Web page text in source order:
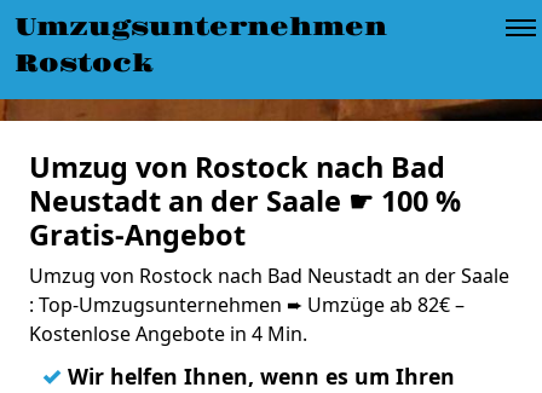
Umzugsunternehmen
Rostock
Umzug von Rostock nach Bad
Neustadt an der Saale ☛ 100 %
Gratis-Angebot
Umzug von Rostock nach Bad Neustadt an der Saale
: Top-Umzugsunternehmen ➨ Umzüge ab 82€ –
Kostenlose Angebote in 4 Min.
✓ Wir helfen Ihnen, wenn es um Ihren